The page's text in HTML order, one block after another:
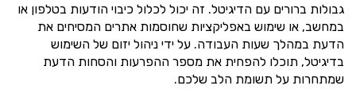
גבולות ברורים עם הדיגיטל. זה יכול לכלול כיבוי הודעות בטלפון או
במחשב, או שימוש באפליקציות שחוסמות אתרים המסיחים את
הדעת במהלך שעות העבודה. על ידי ניהול יזום של השימוש
בדיגיטל, תוכלו להפחית את מספר ההפרעות והסחות הדעת
שמתחרות על תשומת הלב שלכם.